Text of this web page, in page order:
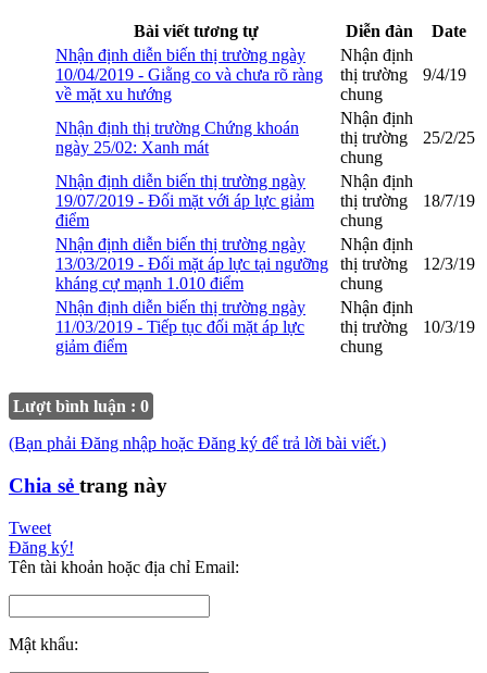
Bài viết tương tự Diễn đàn
Date
Nhận định diễn biến thị trường ngày
10/04/2019 - Giằng co và chưa rõ ràng
về mặt xu hướng
Nhận định
thị trường
chung
9/4/19
Nhận định thị trường Chứng khoán
ngày 25/02: Xanh mát
Nhận định
thị trường
chung
25/2/25
Nhận định diễn biến thị trường ngày
19/07/2019 - Đối mặt với áp lực giảm
điểm
Nhận định
thị trường
chung
18/7/19
Nhận định diễn biến thị trường ngày
13/03/2019 - Đối mặt áp lực tại ngưỡng
kháng cự mạnh 1.010 điểm
Nhận định
thị trường
chung
12/3/19
Nhận định diễn biến thị trường ngày
11/03/2019 - Tiếp tục đối mặt áp lực
giảm điểm
Nhận định
thị trường
chung
10/3/19
Lượt bình luận : 0
(Bạn phải Đăng nhập hoặc Đăng ký để trả lời bài viết.)
Chia sẻ trang này
Tweet
Đăng ký!
Tên tài khoản hoặc địa chỉ Email:
Mật khẩu: